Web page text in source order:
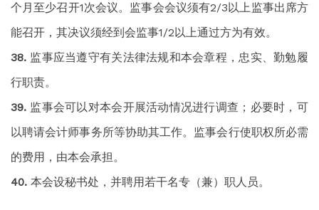
个月至少召开1次会议。监事会会议须有2/3以上监事出席方
能召开，其决议须经到会监事1/2以上通过方为有效。
监事应当遵守有关法律法规和本会章程，忠实、勤勉履
行职责。
监事会可以对本会开展活动情况进行调查；必要时，可
以聘请会计师事务所等协助其工作。监事会行使职权所必需
的费用，由本会承担。
本会设秘书处，并聘用若干名专（兼）职人员。